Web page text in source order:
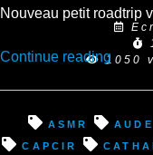
1050
Nouveau petit roadtrip
Continue reading
Mont-
Louis
asmr Aude
Capcir